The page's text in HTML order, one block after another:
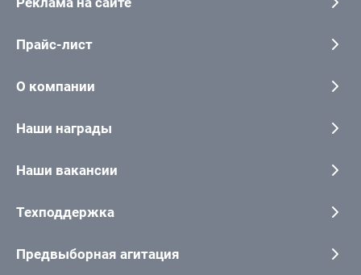
Прайс-лист
О компании
Наши награды
Наши вакансии
Техподдержка
Предвыборная агитация